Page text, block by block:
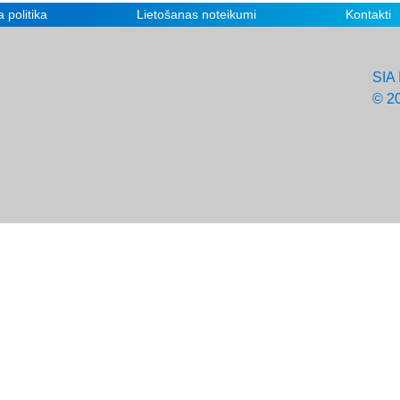
politika Lietošanas noteikumi Kontakti
SIA
©